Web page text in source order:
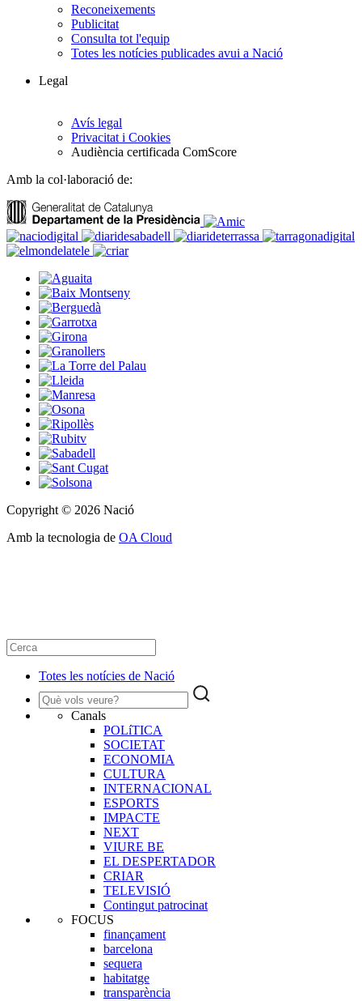
Reconeixements
Publicitat
Consulta tot l'equip
Totes les notícies publicades avui a Nació
Legal
Avís legal
Privacitat i Cookies
Audiència certificada ComScore
Amb la col·laboració de:
Copyright © 2026 Nació
Amb la tecnologia de OA Cloud
Totes les notícies de Nació
Canals
POLíTICA
SOCIETAT
ECONOMIA
CULTURA
INTERNACIONAL
ESPORTS
IMPACTE
NEXT
VIURE BE
EL DESPERTADOR
CRIAR
TELEVISIÓ
Contingut patrocinat
FOCUS
finançament
barcelona
sequera
habitatge
transparència